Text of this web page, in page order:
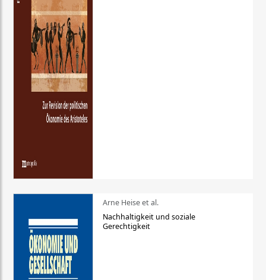
Arne Heise et al.
Nachhaltigkeit und soziale
Gerechtigkeit